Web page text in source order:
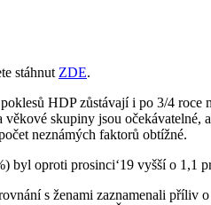
stáhnut ZDE.
HDP zůstávají i po 3/4
skupiny jsou
neznámých faktorů obtížné.
byl oproti prosinci‘19 vyšší o
s ženami zaznamenali příliv